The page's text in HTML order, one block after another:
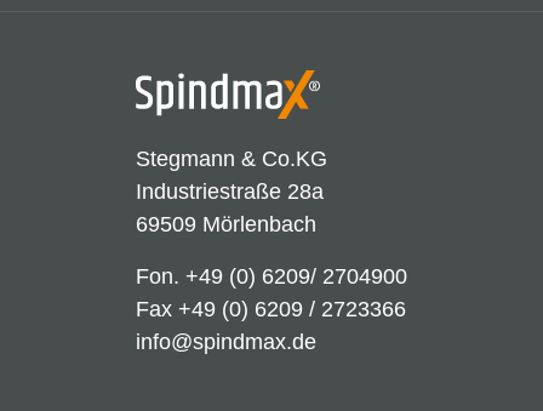
Stegmann & Co.KG
Industriestraße 28a
69509 Mörlenbach
Fon. +49 (0) 6209/ 2704900
Fax +49 (0) 6209 / 2723366
info@spindmax.de